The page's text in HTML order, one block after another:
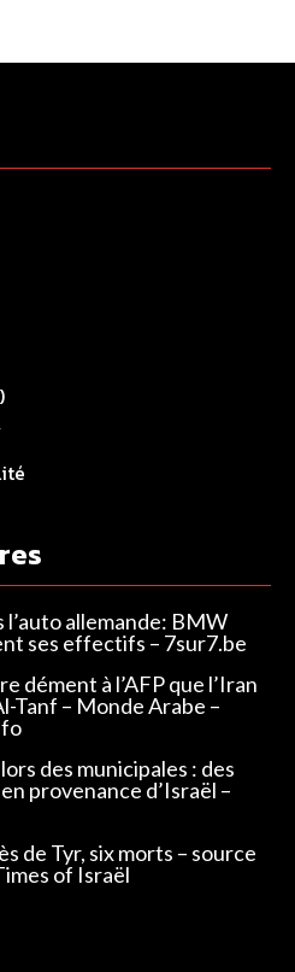
l’auto allemande: BMW
ses effectifs – 7sur7.be
dément à l’AFP que l’Iran
Tanf – Monde Arabe –
des municipales : des
provenance d’Israël –
de Tyr, six morts – source
of Israël